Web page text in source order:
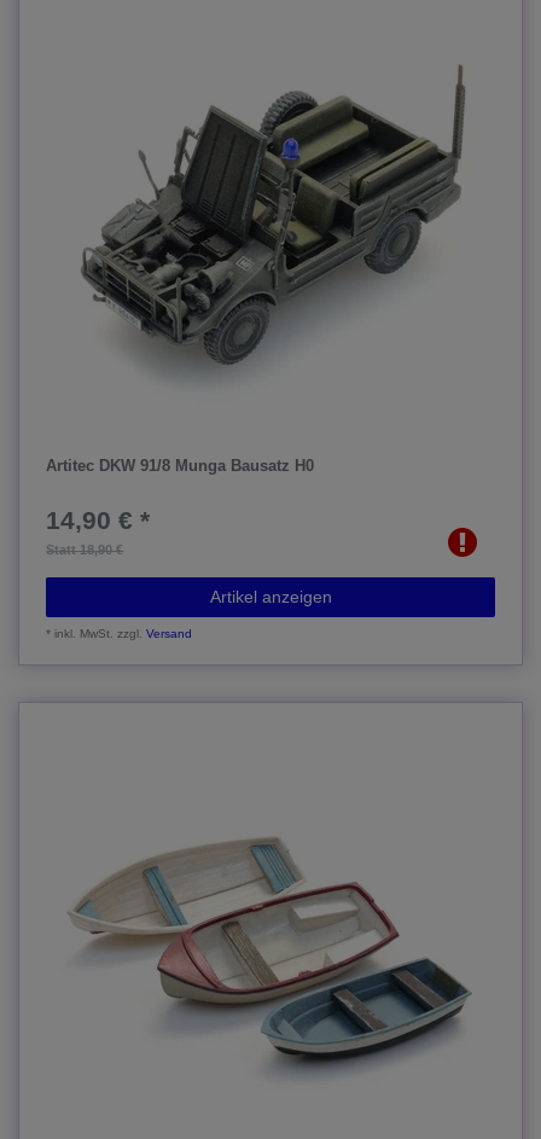
Artitec DKW 91/8 Munga Bausatz H0
Statt 18,90 €
14,90 € *
Artikel anzeigen
*inkl. MwSt. zzgl.Versand